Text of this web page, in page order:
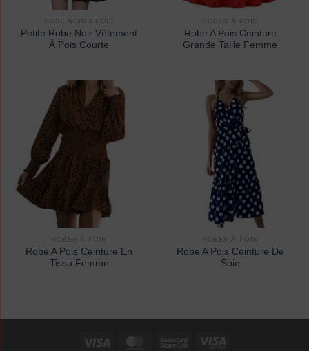
ROBE NOIR A POIS
Petite Robe Noir Vêtement
À Pois Courte
ROBES À POIS
Robe A Pois Ceinture
Grande Taille Femme
ROBES À POIS
Robe A Pois Ceinture En
Tissu Femme
ROBES À POIS
Robe A Pois Ceinture De
Soie